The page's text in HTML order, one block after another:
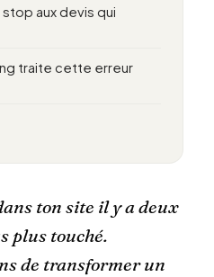
stop aux devis qui
traite cette erreur
ton site il y a deux
plus touché.
de transformer un